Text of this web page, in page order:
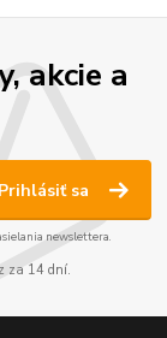
akcie a
Prihlásiť sa
newslettera.
za 14 dní.